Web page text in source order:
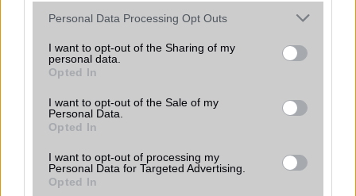
Please note that this website/app uses one or more Google
not limited to your visit or usage behaviour. You may click to
grant or deny consent to Google and its third-party tags to
use your data for below specified purposes in below Google
consent section.
Personal Data Processing Opt Outs
I want to opt-out of the Sharing of my
personal data.
Opted In
I want to opt-out of the Sale of my
Personal Data.
Opted In
I want to opt-out of processing my
Personal Data for Targeted Advertising.
Opted In
Számos népszerű Samsung Galaxy
készülék kimarad a One UI 9
frissítésből – itt a lista az érintett
2026.06.30| Phone Arena
A One UI 9 érkezése új mesterséges intelligencia-